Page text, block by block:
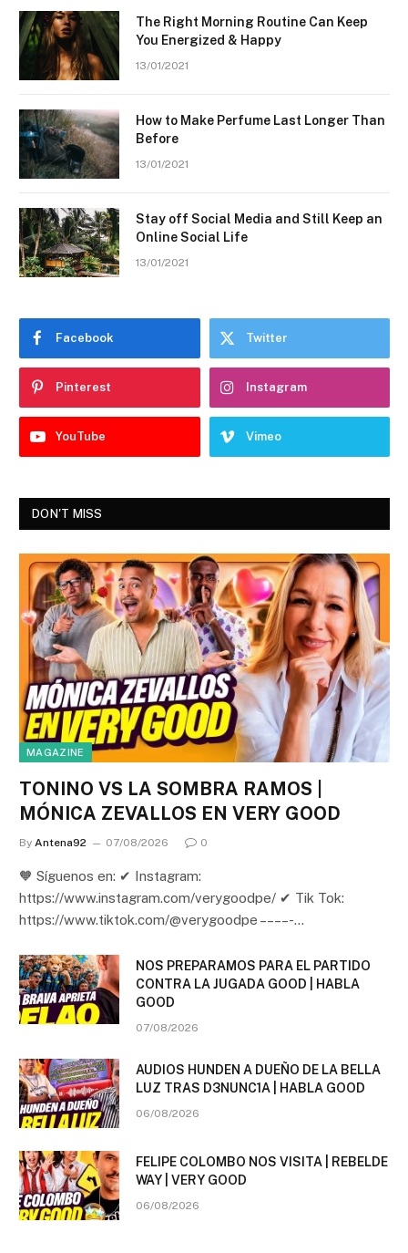
The Right Morning Routine Can Keep
You Energized & Happy
13/01/2021
How to Make Perfume Last Longer Than
Before
13/01/2021
Stay off Social Media and Still Keep an
Online Social Life
13/01/2021
Facebook Twitter
Pinterest Instagram
YouTube Vimeo
DON'T MISS
MAGAZINE
TONINO VS LA SOMBRA RAMOS |
MÓNICA ZEVALLOS EN VERY GOOD
By Antena92 07/08/2026 0
🧡 Síguenos en: ✔ Instagram:
https://www.instagram.com/verygoodpe/ ✔ Tik Tok:
https://www.tiktok.com/@verygoodpe – – – – -…
NOS PREPARAMOS PARA EL PARTIDO
CONTRA LA JUGADA GOOD | HABLA
GOOD
07/08/2026
AUDIOS HUNDEN A DUEÑO DE LA BELLA
LUZ TRAS D3NUNC1A | HABLA GOOD
06/08/2026
FELIPE COLOMBO NOS VISITA | REBELDE
WAY | VERY GOOD
06/08/2026